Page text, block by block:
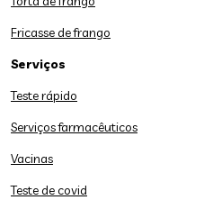
Fricasse de frango
Serviços
Teste rápido
Serviços farmacêuticos
Vacinas
Teste de covid